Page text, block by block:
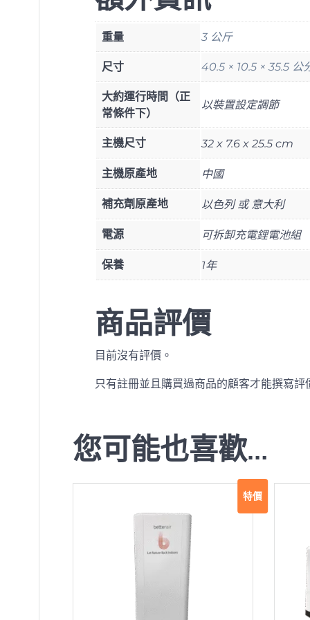
重量 3 公斤
尺寸 40.5 × 10.5 × 35.5 公
大約運行時間（正
常條件下）
以裝置設定調節
主機尺寸 32 x 7.6 x 25.5 cm
主機原產地 中國
補充劑原產地 以色列 或 意大利
電源 可拆卸充電鋰電池組
保養 1年
商品評價
目前沒有評價。
只有註冊並且購買過商品的顧客才能撰寫評
您可能也喜歡…
特價